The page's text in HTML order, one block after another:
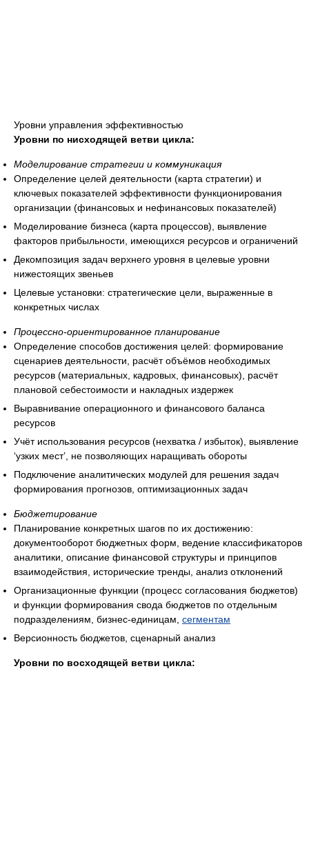
Уровни управления эффективностью
Уровни по нисходящей ветви цикла:
Моделирование стратегии и коммуникация
Определение целей деятельности (карта стратегии) и
ключевых показателей эффективности функционирования
организации (финансовых и нефинансовых показателей)
Моделирование бизнеса (карта процессов), выявление
факторов прибыльности, имеющихся ресурсов и ограничений
Декомпозиция задач верхнего уровня в целевые уровни
нижестоящих звеньев
Целевые установки: стратегические цели, выраженные в
конкретных числах
Процессно-ориентированное планирование
Определение способов достижения целей: формирование
сценариев деятельности, расчёт объёмов необходимых
ресурсов (материальных, кадровых, финансовых), расчёт
плановой себестоимости и накладных издержек
Выравнивание операционного и финансового баланса
ресурсов
Учёт использования ресурсов (нехватка / избыток), выявление
‘узких мест’, не позволяющих наращивать обороты
Подключение аналитических модулей для решения задач
формирования прогнозов, оптимизационных задач
Бюджетирование
Планирование конкретных шагов по их достижению:
документооборот бюджетных форм, ведение классификаторов
аналитики, описание финансовой структуры и принципов
взаимодействия, исторические тренды, анализ отклонений
Организационные функции (процесс согласования бюджетов)
и функции формирования свода бюджетов по отдельным
подразделениям, бизнес-единицам, сегментам
Версионность бюджетов, сценарный анализ
Уровни по восходящей ветви цикла: